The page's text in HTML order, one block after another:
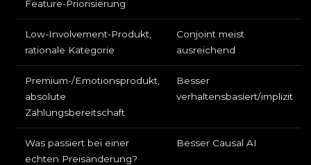
Feature-Priorisierung
Low-Involvement-Produkt,
rationale Kategorie
Conjoint meist
ausreichend
Premium-/Emotionsprodukt,
absolute
Zahlungsbereitschaft
Besser
verhaltensbasiert/implizit
Was passiert bei einer
echten Preisänderung?
Besser Causal AI